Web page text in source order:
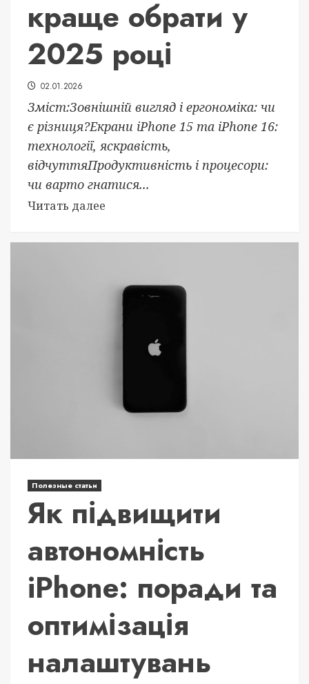
краще обрати у
2025 році
02.01.2026
Зміст:Зовнішній вигляд і ергономіка: чи
є різниця?Екрани iPhone 15 та iPhone 16:
технології, яскравість,
відчуттяПродуктивність і процесори:
чи варто гнатися...
Читать далее
Полезные статьи
Як підвищити
автономність
iPhone: поради та
оптимізація
налаштувань